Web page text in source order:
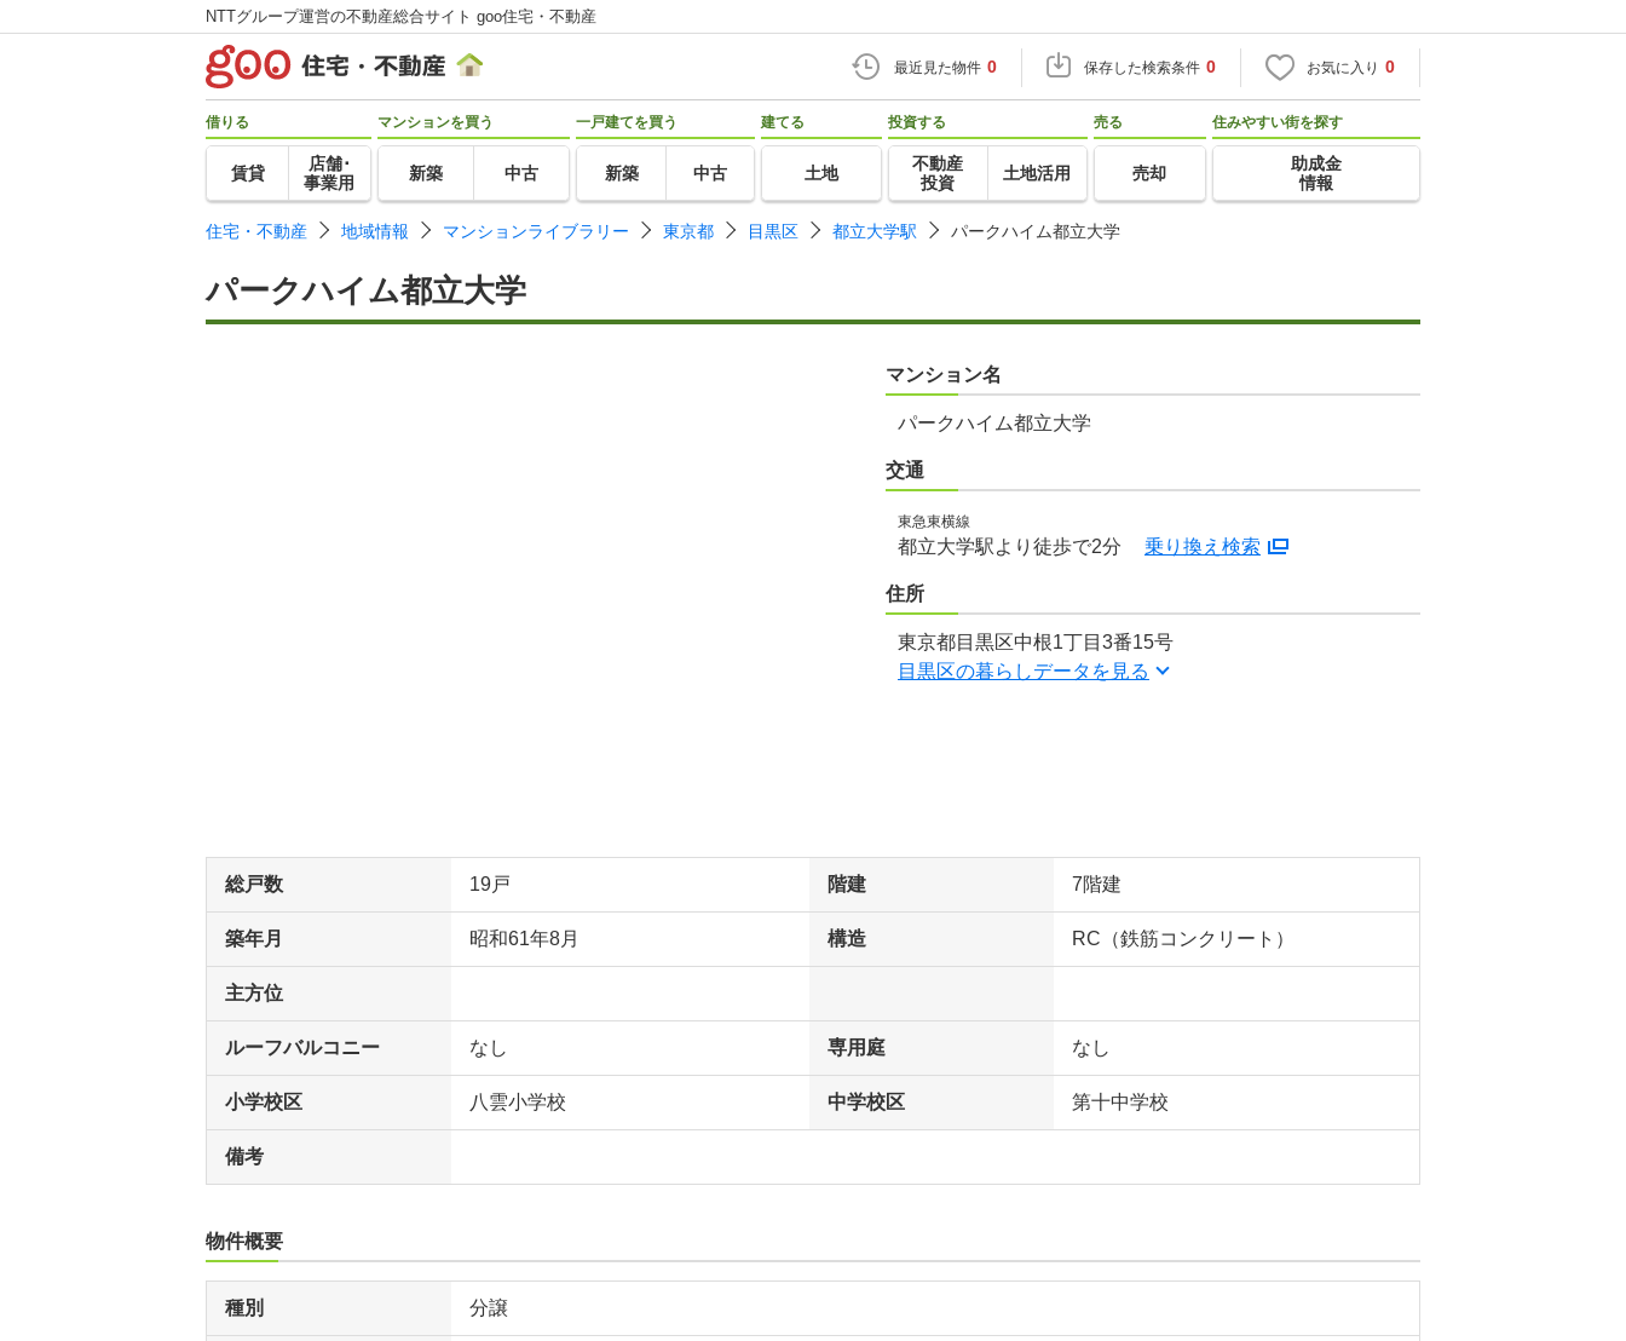
NTTグループ運営の不動産総合サイト goo住宅・不動産
最近見た物件 0 保存した検索条件 0 お気に入り 0
借りる
賃貸
店舗･
事業用
マンションを買う
新築 中古
一戸建てを買う
新築 中古
建てる
土地
投資する
不動産
投資
土地活用
売る
売却
住みやすい街を探す
助成金
情報
住宅・不動産 地域情報 マンションライブラリー 東京都 目黒区 都立大学駅 パークハイム都立大学
パークハイム都立大学
マンション名
パークハイム都立大学
交通
東急東横線
都立大学駅より徒歩で2分 乗り換え検索
住所
東京都目黒区中根1丁目3番15号
目黒区の暮らしデータを見る
総戸数 19戸 階建 7階建
築年月 昭和61年8月 構造 RC（鉄筋コンクリート）
主方位
ルーフバルコニー なし 専用庭 なし
小学校区 八雲小学校 中学校区 第十中学校
備考
物件概要
種別 分譲